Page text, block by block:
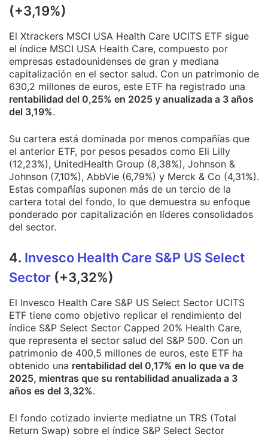
(+3,19%)
El Xtrackers MSCI USA Health Care UCITS ETF sigue
el índice MSCI USA Health Care, compuesto por
empresas estadounidenses de gran y mediana
capitalización en el sector salud. Con un patrimonio de
630,2 millones de euros, este ETF ha registrado una
rentabilidad del 0,25% en 2025 y anualizada a 3 años
del 3,19%.
Su cartera está dominada por menos compañías que
el anterior ETF, por pesos pesados como Eli Lilly
(12,23%), UnitedHealth Group (8,38%), Johnson &
Johnson (7,10%), AbbVie (6,79%) y Merck & Co (4,31%).
Estas compañías suponen más de un tercio de la
cartera total del fondo, lo que demuestra su enfoque
ponderado por capitalización en líderes consolidados
del sector.
4. Invesco Health Care S&P US Select
Sector (+3,32%)
El Invesco Health Care S&P US Select Sector UCITS
ETF tiene como objetivo replicar el rendimiento del
índice S&P Select Sector Capped 20% Health Care,
que representa el sector salud del S&P 500. Con un
patrimonio de 400,5 millones de euros, este ETF ha
obtenido una rentabilidad del 0,17% en lo que va de
2025, mientras que su rentabilidad anualizada a 3
años es del 3,32%.
El fondo cotizado invierte mediatne un TRS (Total
Return Swap) sobre el índice S&P Select Sector